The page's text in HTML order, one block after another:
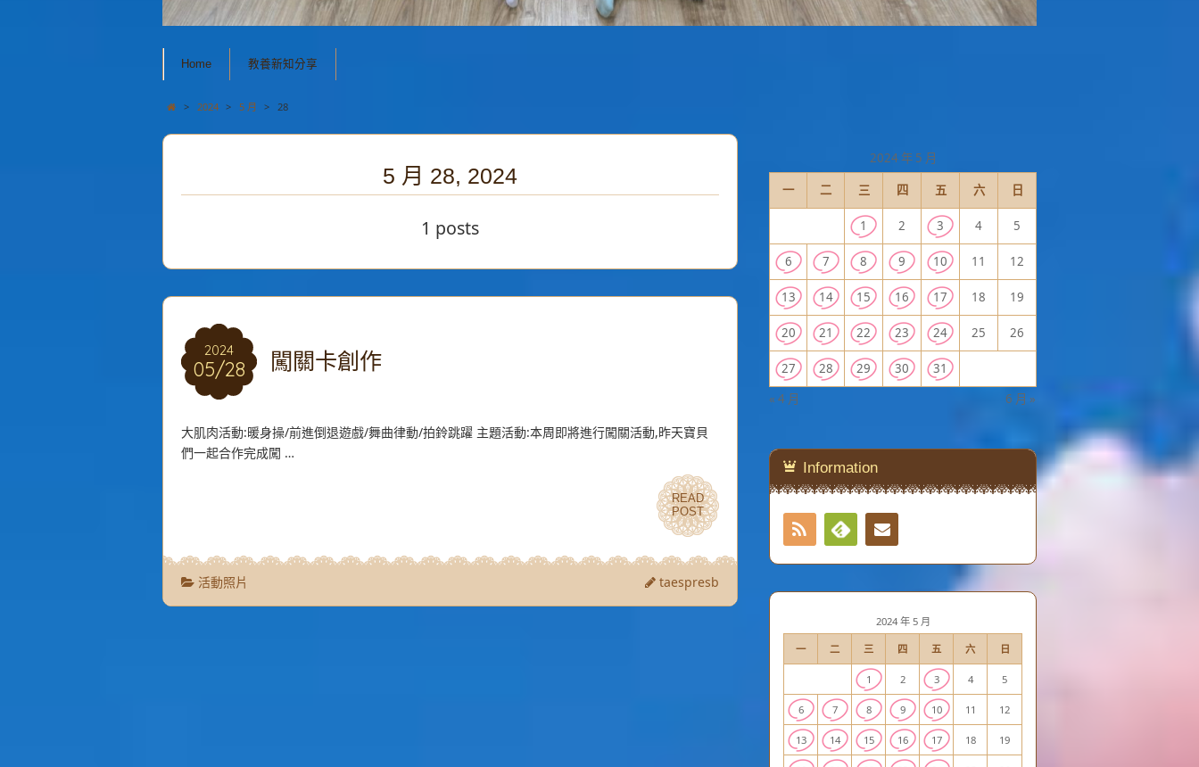
Home 教養新知分享
> 2024 > 5 月 > 28
5 月 28, 2024
1 posts
2024
05/28
2024
05/28 闖關卡創作
大肌肉活動:暖身操/前進倒退遊戲/舞曲律動/拍鈴跳躍 主題活動:本周即將進行闖關活動,昨天寶貝
們一起合作完成闖 …
READ
POST
READ
POST
活動照片 taespresb
2024 年 5 月
一
二 三 四 五 六 日
« 4 月 6 月 »
1 2 3 4 5
6 7 8 9 10 11 12
13 14 15 16 17 18 19
20 21 22 23 24 25 26
27 28 29 30 31
Information
RSS
Feedly
2024 年 5 月
一 二 三 四 五 六 日
1 2 3 4 5
6 7 8 9 10 11 12
13 14 15 16 17 18 19